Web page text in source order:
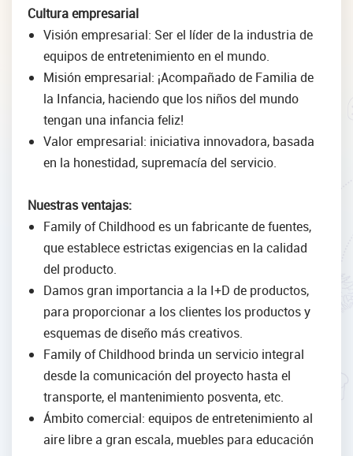
Cultura empresarial
Visión empresarial: Ser el líder de la industria de
equipos de entretenimiento en el mundo.
Misión empresarial: ¡Acompañado de Familia de
la Infancia, haciendo que los niños del mundo
tengan una infancia feliz!
Valor empresarial: iniciativa innovadora, basada
en la honestidad, supremacía del servicio.
Nuestras ventajas:
Family of Childhood es un fabricante de fuentes,
que establece estrictas exigencias en la calidad
del producto.
Damos gran importancia a la I+D de productos,
para proporcionar a los clientes los productos y
esquemas de diseño más creativos.
Family of Childhood brinda un servicio integral
desde la comunicación del proyecto hasta el
transporte, el mantenimiento posventa, etc.
Ámbito comercial: equipos de entretenimiento al
aire libre a gran escala, muebles para educación